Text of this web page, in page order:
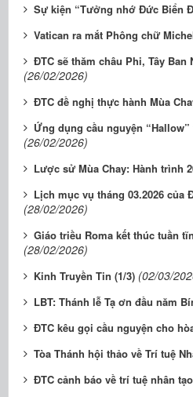
Sự kiện “Tưởng nhớ Đức Biển
Vatican ra mắt Phông chữ
ĐTC sẽ thăm châu Phi, Tây Ban
(26/02/2026)
ĐTC đề nghị thực hành Mùa
Ứng dụng cầu nguyện
(26/02/2026)
Lược sử Mùa Chay: Hành trình
Lịch mục vụ tháng 03.2026 của
(28/02/2026)
Giáo triều Roma kết thúc tuần
(28/02/2026)
Kinh Truyền Tin (1/3) (02/03/
LBT: Thánh lễ Tạ ơn đầu năm
ĐTC kêu gọi cầu nguyện cho
Tòa Thánh hội thảo về Trí tuệ
ĐTC cảnh báo về trí tuệ nhân